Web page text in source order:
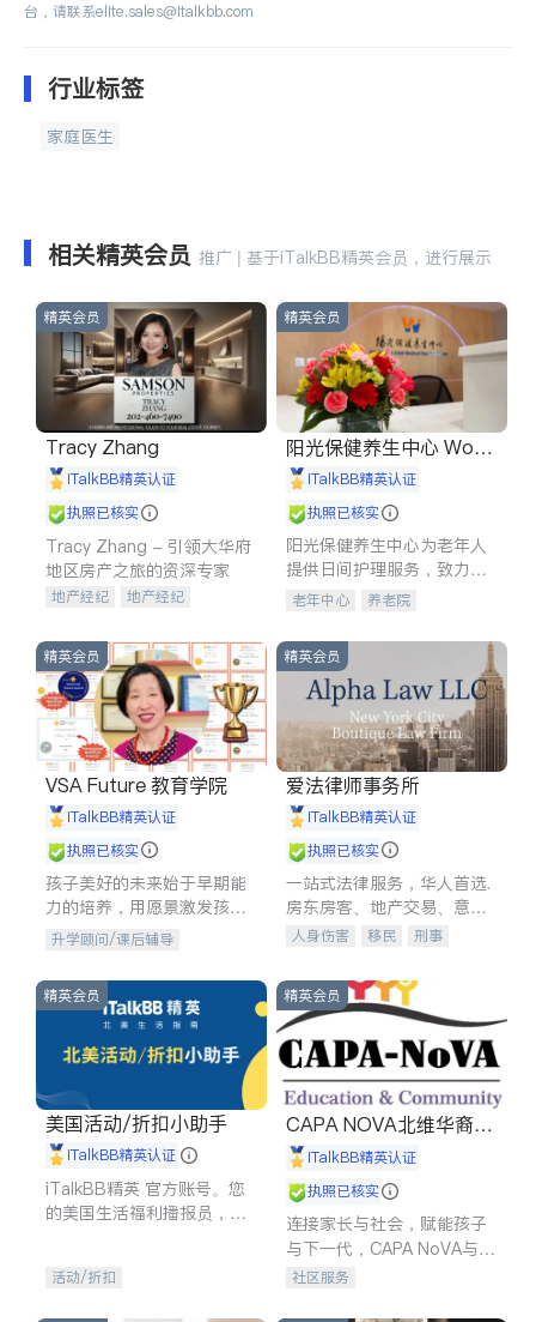
台，请联系elite.sales@italkbb.com
行业标签
家庭医生
相关精英会员 推广 | 基于iTalkBB精英会员，进行展示
精英会员
Tracy Zhang
iTalkBB精英认证
执照已核实
Tracy Zhang - 引领大华府
地区房产之旅的资深专家
地产经纪
地产经纪
商铺租售
开发商建商
精英会员
阳光保健养生中心 World
shine
iTalkBB精英认证
执照已核实
阳光保健养生中心为老年人
提供日间护理服务，致力于
通过持续的护理创新来有效
老年中心 养老院
精英会员
VSA Future 教育学院
iTalkBB精英认证
执照已核实
孩子美好的未来始于早期能
力的培养，用愿景激发孩子
的学习潜力和动力。理念：
拥有成长型心态是成功的基
石。
升学顾问/课后辅导
精英会员
爱法律师事务所
iTalkBB精英认证
执照已核实
一站式法律服务，华人首选.
房东房客、地产交易、意外
伤害、车祸重伤、商业诉
建筑合同、刑事案件全包办
人身伤害 移民
刑事
信托/遗嘱
商业
索赔
律师-其它 保释
精英会员
美国活动/折扣小助手
iTalkBB精英认证
iTalkBB精英 官方账号。您
的美国生活福利播报员，精
专属福利。
活动/折扣
精英会员
CAPA NOVA北维华裔家
长会iTalkBB精英认证
执照已核实
连接家长与社会，赋能孩子
与下一代，CAPA NoVA与您
携手建设包容、公平、充满
社区服务